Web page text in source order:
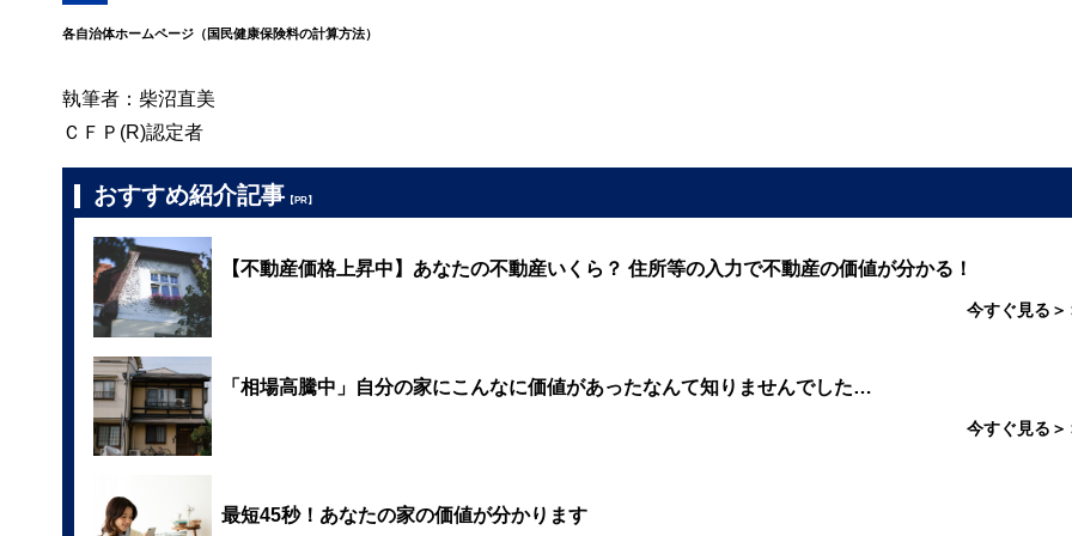
各自治体ホームページ（国民健康保険料の計算方法）
執筆者：柴沼直美
ＣＦＰ(R)認定者
おすすめ紹介記事 【PR】
【不動産価格上昇中】あなたの不動産いくら？ 住所等の入力で不動産の価値が分かる！
今すぐ見る＞
「相場高騰中」自分の家にこんなに価値があったなんて知りませんでした…
今すぐ見る＞
最短45秒！あなたの家の価値が分かります